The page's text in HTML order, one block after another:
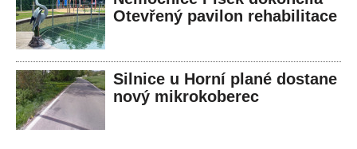
Otevřený pavilon rehabilitace
Silnice u Horní plané dostane
nový mikrokoberec